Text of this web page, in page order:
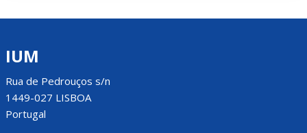
IUM
Rua de Pedrouços s/n
1449-027 LISBOA
Portugal